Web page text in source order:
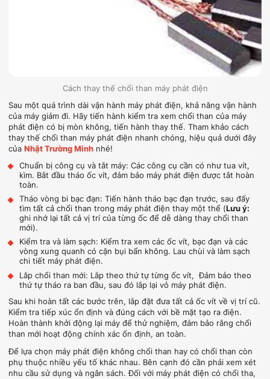
Cách thay thế chổi than máy phát điện
Sau một quá trình dài vận hành máy phát điện, khả năng vận hành
của máy giảm đi. Hãy tiến hành kiểm tra xem chổi than của máy
phát điện có bị mòn không, tiến hành thay thế. Tham khảo cách
thay thế chổi than máy phát điện nhanh chóng, hiệu quả dưới đây
của Nhật Trường Minh nhé!
Chuẩn bị công cụ và tắt máy: Các công cụ cần có như tua vít,
kìm. Bắt đầu tháo ốc vít, đảm bảo máy phát điện được tắt hoàn
toàn.
Tháo vòng bi bạc đạn: Tiến hành tháo bạc đạn trước, sau đấy
tìm tất cả chổi than trong máy phát điện thay một thể (Lưu ý:
ghi nhớ lại tất cả vị trí của từng ốc để dễ dàng thay chổi than
mới).
Kiểm tra và làm sạch: Kiểm tra xem các ốc vít, bạc đạn và các
vòng xung quanh có cặn bụi bẩn không. Lau chùi và làm sạch
chi tiết máy phát điện.
Lắp chổi than mới: Lắp theo thứ tự từng ốc vít, Đảm bảo theo
thứ tự tháo ra ban đầu, sau đó lắp lại vỏ máy phát điện.
Sau khi hoàn tất các bước trên, lắp đặt đưa tất cả ốc vít về vị trí cũ.
Kiểm tra tiếp xúc ổn định và đúng cách với bề mặt tạo ra điện.
Hoàn thành khởi động lại máy để thử nghiệm, đảm bảo rằng chổi
than mới hoạt động chính xác ổn định, an toàn.
Để lựa chọn máy phát điện không chổi than hay có chổi than còn
phụ thuộc nhiều yếu tố khác nhau. Bên cạnh đó cần phải xem xét
nhu cầu sử dụng và ngân sách. Đối với máy phát điện có chổi tha,